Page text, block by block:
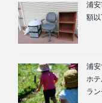
浦
額以
浦
ホ
ラ